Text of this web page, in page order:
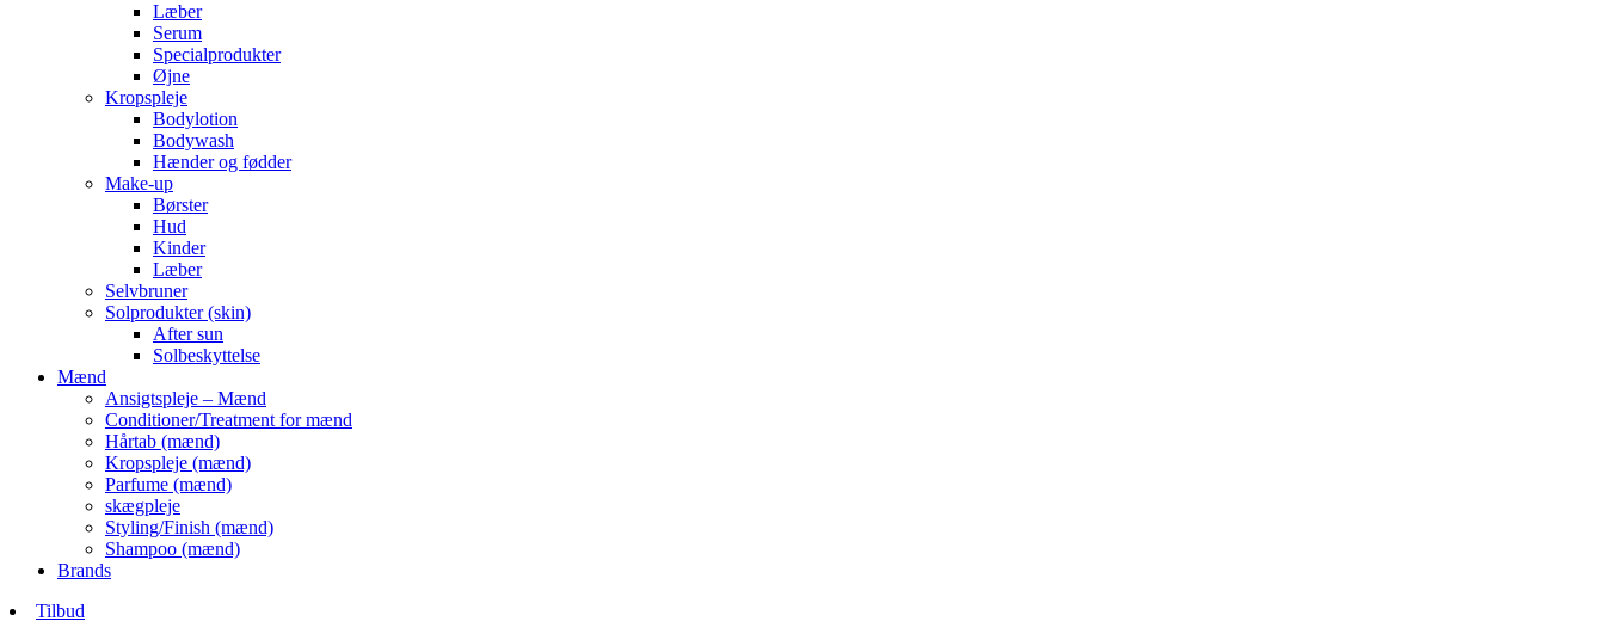
Læber
Serum
Specialprodukter
Øjne
Kropspleje
Bodylotion
Bodywash
Hænder og fødder
Make-up
Børster
Hud
Kinder
Læber
Selvbruner
Solprodukter (skin)
After sun
Solbeskyttelse
Mænd
Ansigtspleje – Mænd
Conditioner/Treatment for mænd
Hårtab (mænd)
Kropspleje (mænd)
Parfume (mænd)
skægpleje
Styling/Finish (mænd)
Shampoo (mænd)
Brands
Tilbud